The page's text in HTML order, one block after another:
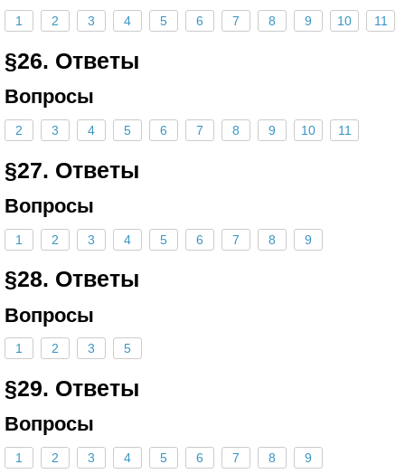
1 2 3 4 5 6 7 8 9 10 11
§26. Ответы
Вопросы
2 3 4 5 6 7 8 9 10 11
§27. Ответы
Вопросы
1 2 3 4 5 6 7 8 9
§28. Ответы
Вопросы
1 2 3 5
§29. Ответы
Вопросы
1 2 3 4 5 6 7 8 9